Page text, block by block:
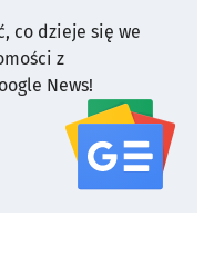
co dzieje się we
z
News!
serwisu